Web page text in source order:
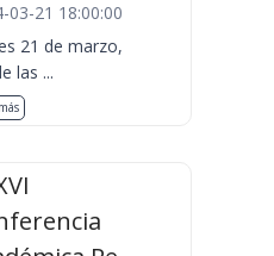
03-21 18:00:00
21 de marzo,
las ...